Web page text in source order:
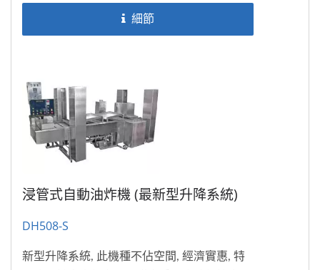
細節
浸管式自動油炸機 (最新型升降系統)
DH508-S
新型升降系統, 此機種不佔空間, 經濟實惠, 特